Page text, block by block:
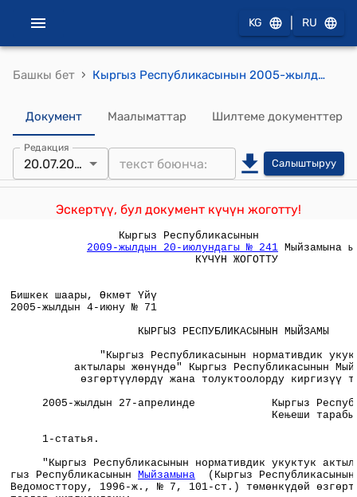
KG RU
Башкы бет › Кыргыз Республикасынын 2005-жылдын 4-июнунун № 71 "Кыргыз Республикасынын нормативдик укуктук актылары жөнүндө" Кыргыз Республикасынын Мыйзамына өзгөртүүлөрдү жана толуктоолорду киргизүү тууралу" Мыйзамы
Документ Маалыматтар Шилтеме документтер
Редакция
20.07.2009 Салыштыруу
Эскертүү, бул документ күчүн жоготту!